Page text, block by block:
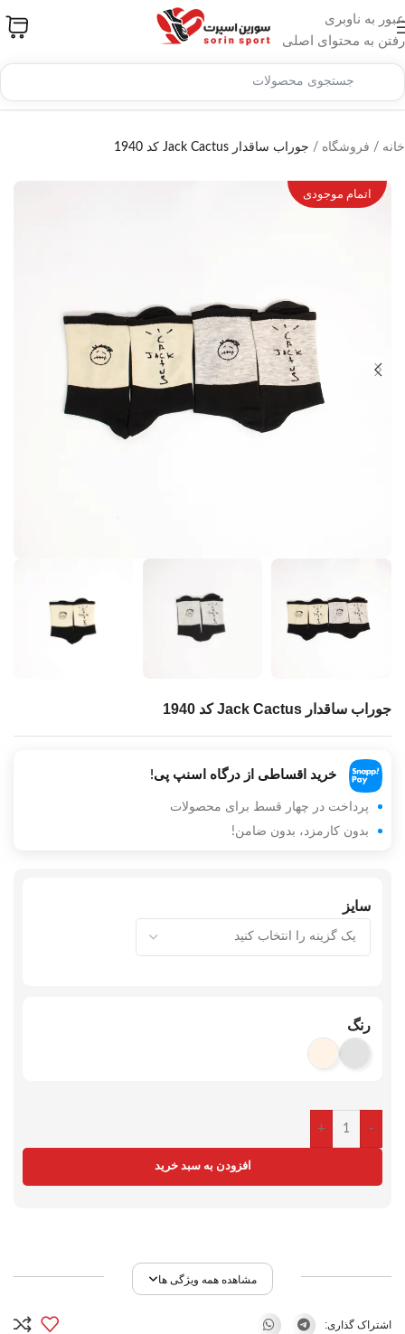
عبور به ناوبری
رفتن به محتوای اصلی
خانه / فروشگاه / جوراب ساقدار Jack Cactus کد 1940
اتمام موجودی
جوراب ساقدار Jack Cactus کد 1940
خرید اقساطی از درگاه اسنپ پی!
پرداخت در چهار قسط برای محصولات
بدون کارمزد، بدون ضامن!
سایز
رنگ
-
+
افزودن به سبد خرید
مشاهده همه ویژگی ها
اشتراک گذاری: